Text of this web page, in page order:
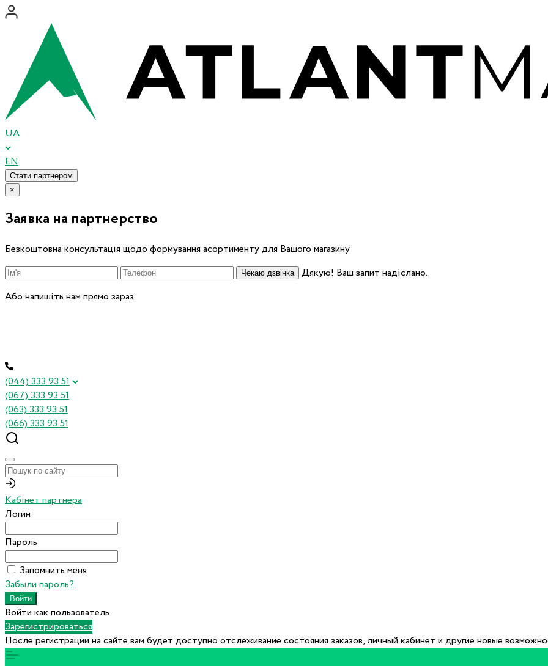
UA
EN
Стати партнером
×
Заявка на партнерство
Безкоштовна консультація щодо формування асортименту для Вашого магазину
Чекаю дзвінка
Дякую! Ваш запит надіслано.
Або напишіть нам прямо зараз
(044) 333 93 51
(067) 333 93 51
(063) 333 93 51
(066) 333 93 51
Кабінет партнера
Логин
Пароль
Запомнить меня
Забыли пароль?
Войти как пользователь
Зарегистрироваться
После регистрации на сайте вам будет доступно отслеживание состояния заказов, личный кабинет и другие новые